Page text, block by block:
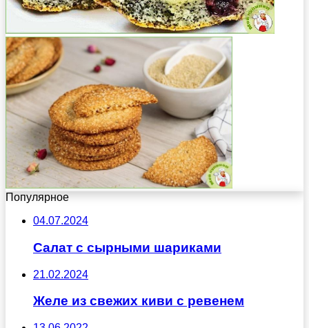
Популярное
04.07.2024
Салат с сырными шариками
21.02.2024
Желе из свежих киви с ревенем